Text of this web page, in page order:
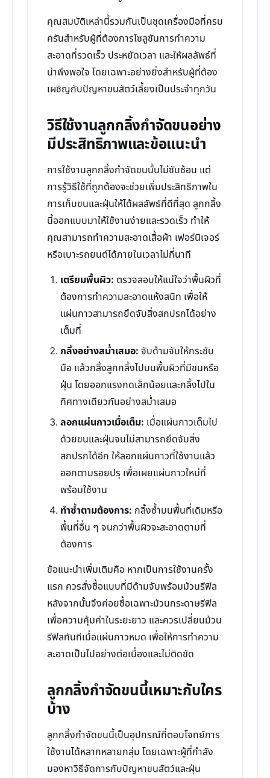
คุณสมบัติเหล่านี้รวมกันเป็นชุดเครื่องมือที่ครบ
ครันสำหรับผู้ที่ต้องการโซลูชันการทำความ
สะอาดที่รวดเร็ว ประหยัดเวลา และให้ผลลัพธ์ที่
น่าพึงพอใจ โดยเฉพาะอย่างยิ่งสำหรับผู้ที่ต้อง
เผชิญกับปัญหาขนสัตว์เลี้ยงเป็นประจำทุกวัน
วิธีใช้งานลูกกลิ้งกำจัดขนอย่าง
มีประสิทธิภาพและข้อแนะนำ
การใช้งานลูกกลิ้งกำจัดขนนั้นไม่ซับซ้อน แต่
การรู้วิธีใช้ที่ถูกต้องจะช่วยเพิ่มประสิทธิภาพใน
การเก็บขนและฝุ่นให้ได้ผลลัพธ์ที่ดีที่สุด ลูกกลิ้ง
นี้ออกแบบมาให้ใช้งานง่ายและรวดเร็ว ทำให้
คุณสามารถทำความสะอาดเสื้อผ้า เฟอร์นิเจอร์
หรือเบาะรถยนต์ได้ภายในเวลาไม่กี่นาที
เตรียมพื้นผิว: ตรวจสอบให้แน่ใจว่าพื้นผิวที่
ต้องการทำความสะอาดแห้งสนิท เพื่อให้
แผ่นกาวสามารถยึดจับสิ่งสกปรกได้อย่าง
เต็มที่
กลิ้งอย่างสม่ำเสมอ: จับด้ามจับให้กระชับ
มือ แล้วกลิ้งลูกกลิ้งไปบนพื้นผิวที่มีขนหรือ
ฝุ่น โดยออกแรงกดเล็กน้อยและกลิ้งไปใน
ทิศทางเดียวกันอย่างสม่ำเสมอ
ลอกแผ่นกาวเมื่อเต็ม: เมื่อแผ่นกาวเต็มไป
ด้วยขนและฝุ่นจนไม่สามารถยึดจับสิ่ง
สกปรกได้อีก ให้ลอกแผ่นกาวที่ใช้งานแล้ว
ออกตามรอยปรุ เพื่อเผยแผ่นกาวใหม่ที่
พร้อมใช้งาน
ทำซ้ำตามต้องการ: กลิ้งซ้ำบนพื้นที่เดิมหรือ
พื้นที่อื่น ๆ จนกว่าพื้นผิวจะสะอาดตามที่
ต้องการ
ข้อแนะนำเพิ่มเติมคือ หากเป็นการใช้งานครั้ง
แรก ควรสั่งซื้อแบบที่มีด้ามจับพร้อมม้วนรีฟิล
หลังจากนั้นจึงค่อยซื้อเฉพาะม้วนกระดาษรีฟิล
เพื่อความคุ้มค่าในระยะยาว และควรเปลี่ยนม้วน
รีฟิลทันทีเมื่อแผ่นกาวหมด เพื่อให้การทำความ
สะอาดเป็นไปอย่างต่อเนื่องและไม่ติดขัด
ลูกกลิ้งกำจัดขนนี้เหมาะกับใคร
บ้าง
ลูกกลิ้งกำจัดขนนี้เป็นอุปกรณ์ที่ตอบโจทย์การ
ใช้งานได้หลากหลายกลุ่ม โดยเฉพาะผู้ที่กำลัง
มองหาวิธีจัดการกับปัญหาขนสัตว์และฝุ่น